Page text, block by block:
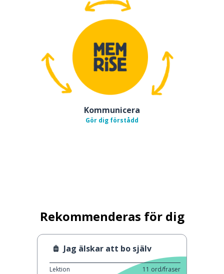
Kommunicera
Gör dig förstådd
Rekommenderas för dig
Jag älskar att bo själv
Lektion 11 ord/fraser